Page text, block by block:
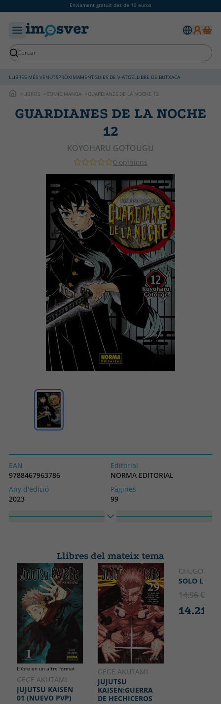
Enviament gratuït des de 19 euros
LLIBRES MÉS VENUTSPRÒXIMAMENTGUIES DE VIATGELLIBRE DE BUTXACA
LIBROS COMIC MANGA GUARDIANES DE LA NOCHE 12
GUARDIANES DE LA NOCHE
12
KOYOHARU GOTOUGU
0 opinions
EAN
9788467963786
Editorial
NORMA EDITORIAL
Any d'edició
2023
Pàgines
99
Núm. col·lecció
Llibres del mateix tema
Llibre en un altre format
GEGE AKUTAMI
JUJUTSU KAISEN
01 (NUEVO PVP)
GEGE AKUTAMI
JUJUTSU
KAISEN:GUERRA
DE HECHICEROS
CHUGONG
SOLO
14.96 €
14.21 €